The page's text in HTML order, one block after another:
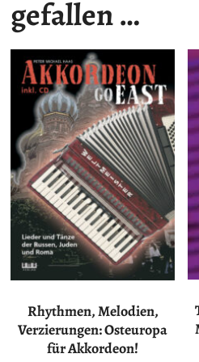
gefallen …
Rhythmen, Melodien,
Verzierungen: Osteuropa
für Akkordeon!